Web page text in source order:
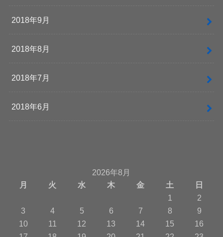
2018年9月
2018年8月
2018年7月
2018年6月
2026年8月
月
火 水 木 金 土
日
1
2
3
4 5 6 7 8
9
10
11 12 13 14 15
16